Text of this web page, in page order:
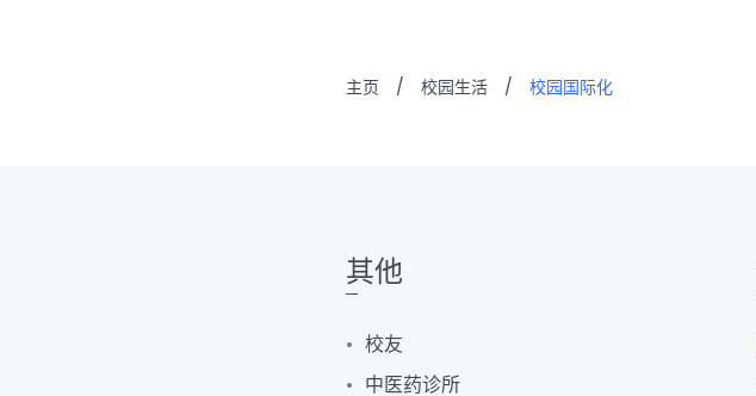
主页 / 校园生活 / 校园国际化
其他
校友
中医药诊所